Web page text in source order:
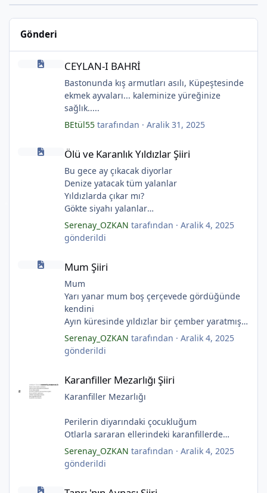
Gönderi
CEYLAN-I BAHRİ
Bastonunda kış armutları asılı, Küpeştesinde
ekmek ayvaları... kaleminize yüreğinize
sağlık.....
BEtül55tarafından · Aralik 31, 2025
Ölü ve Karanlık Yıldızlar Şiiri
Bu gece ay çıkacak diyorlar
Denize yatacak tüm yalanlar
Yıldızlarda çıkar mı?
Gökte siyahı yalanlar
Ölü ve karanlık yıldızlar
Ayı sarhoş etmişler
Ay kesilmiş kızıl, kızıl
(Serenay Özkan, Viata)
Serenay_OZKAN tarafından · Aralik 4, 2025
gönderildi
Mum Şiiri
Mum
Yarı yanar mum boş çerçevede gördüğünde
kendini
Ayın küresinde yıldızlar bir çember yaratmış
Çocukların rüyalarını.
Gıcırdayan tahta evimizdeki mumlar
Bizi bizlere gösteren fenermiş.
Fenerler bir başka yanarmış.
Hayalin gerçeğinde susmayan sesini
Aşıklar evlerinde ailelerini sayarmış.
Sular ateşi söndürür derler
Aşıklar evinde ateş yükselirmiş
Çerçeveler bir olur, sokaklar birleştiğinde
Evler bir olur aşıklar evinde.
Serenay_OZKAN tarafından · Aralik 4, 2025
gönderildi
Karanfiller Mezarlığı Şiiri
Karanfiller Mezarlığı
Perilerin diyarındaki çocukluğum
Otlarla sararan ellerindeki karanfillerde
Yarım kalan anneler
Pas tutan yüreklerle yeşil mezarlıkta hayaller
Tuzlu nehirdeki soğukluğum
Serenay_OZKAN tarafından · Aralik 4, 2025
gönderildi
*